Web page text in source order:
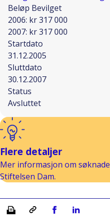
Beløp Bevilget
2006: kr 317 000
2007: kr 317 000
Startdato
31.12.2005
Sluttdato
30.12.2007
Status
Avsluttet
Flere detaljer
Mer informasjon om
Stiftelsen Dam.
Skriv ut Kopiera länkDel på Facebook
Del på